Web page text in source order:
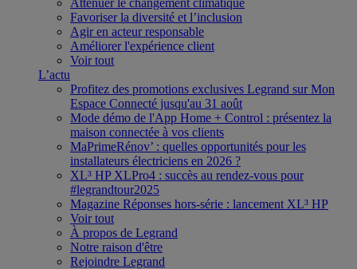
Atténuer le changement climatique
Favoriser la diversité et l’inclusion
Agir en acteur responsable
Améliorer l'expérience client
Voir tout
L’actu
Profitez des promotions exclusives Legrand sur Mon
Espace Connecté jusqu'au 31 août
Mode démo de l'App Home + Control : présentez la
maison connectée à vos clients
MaPrimeRénov’ : quelles opportunités pour les
installateurs électriciens en 2026 ?
XL³ HP XLPro4 : succès au rendez-vous pour
#legrandtour2025
Magazine Réponses hors-série : lancement XL³ HP
Voir tout
À propos de Legrand
Notre raison d'être
Rejoindre Legrand